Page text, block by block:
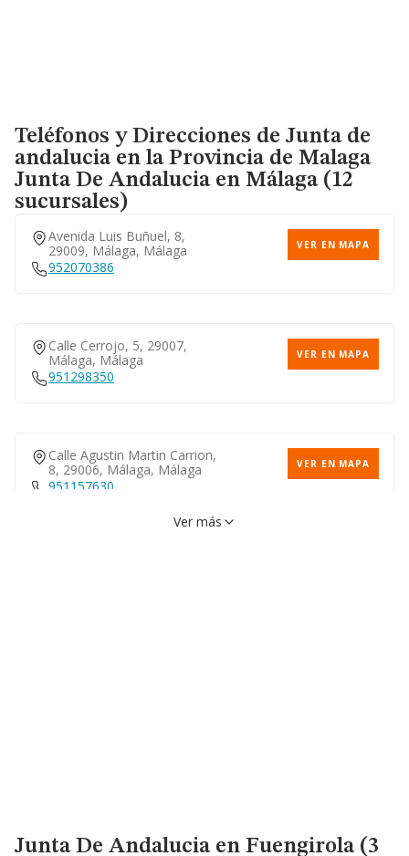
Teléfonos y Direcciones de Junta de
andalucia en la Provincia de Malaga
Junta De Andaluciaen Málaga (12
sucursales)
Avenida Luis Buñuel, 8,
29009, Málaga, Málaga
VER EN MAPA
952070386
Calle Cerrojo, 5, 29007,
Málaga, Málaga
VER EN MAPA
951298350
Calle Agustin Martin Carrion,
8, 29006, Málaga, Málaga
VER EN MAPA
951157630
Ver más
Junta De Andaluciaen Fuengirola (3